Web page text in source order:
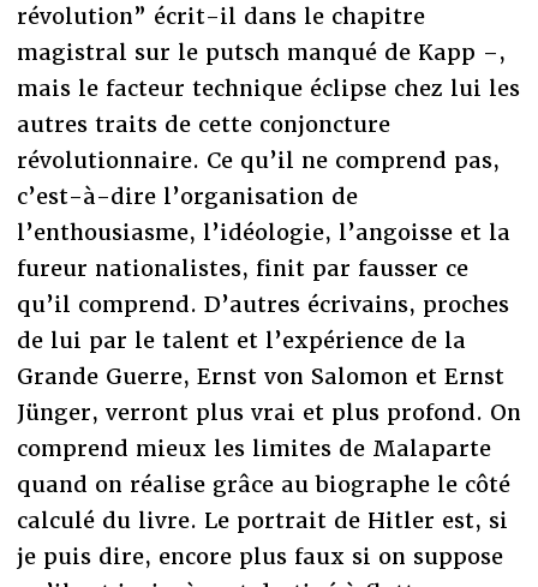
révolution” écrit-il dans le chapitre
magistral sur le putsch manqué de Kapp –,
mais le facteur technique éclipse chez lui les
autres traits de cette conjoncture
révolutionnaire. Ce qu’il ne comprend pas,
c’est-à-dire l’organisation de
l’enthousiasme, l’idéologie, l’angoisse et la
fureur nationalistes, finit par fausser ce
qu’il comprend. D’autres écrivains, proches
de lui par le talent et l’expérience de la
Grande Guerre, Ernst von Salomon et Ernst
Jünger, verront plus vrai et plus profond. On
comprend mieux les limites de Malaparte
quand on réalise grâce au biographe le côté
calculé du livre. Le portrait de Hitler est, si
je puis dire, encore plus faux si on suppose